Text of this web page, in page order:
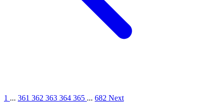
1 ... 361 362 363 364 365 ... 682 Next